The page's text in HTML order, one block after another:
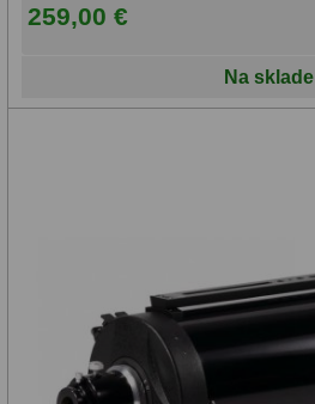
259,00 €
Na sklade